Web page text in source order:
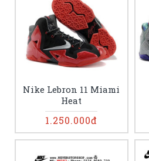
Nike Lebron 11 Miami
Heat
1.250.000đ